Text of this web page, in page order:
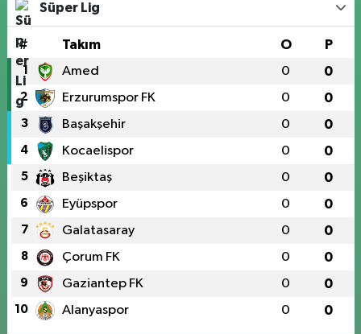
Süper Lig
# Takım O P
1 Amed 0 0
2 Erzurumspor FK 0 0
3 Başakşehir 0 0
4 Kocaelispor 0 0
5 Beşiktaş 0 0
6 Eyüpspor 0 0
7 Galatasaray 0 0
8 Çorum FK 0 0
9 Gaziantep FK 0 0
10 Alanyaspor 0 0